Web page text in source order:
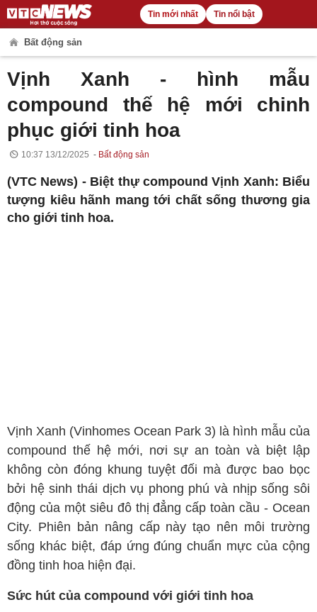
Tin mới nhất Tin nổi bật
Bất động sản
Vịnh Xanh - hình mẫu
compound thế hệ mới chinh
phục giới tinh hoa
10:37 13/12/2025 Bất động sản
(VTC News) - Biệt thự compound Vịnh Xanh: Biểu
tượng kiêu hãnh mang tới chất sống thương gia
cho giới tinh hoa.
Vịnh Xanh (Vinhomes Ocean Park 3) là hình mẫu của
compound thế hệ mới, nơi sự an toàn và biệt lập
không còn đóng khung tuyệt đối mà được bao bọc
bởi hệ sinh thái dịch vụ phong phú và nhịp sống sôi
động của một siêu đô thị đẳng cấp toàn cầu - Ocean
City. Phiên bản nâng cấp này tạo nên môi trường
sống khác biệt, đáp ứng đúng chuẩn mực của cộng
đồng tinh hoa hiện đại.
Sức hút của compound với giới tinh hoa